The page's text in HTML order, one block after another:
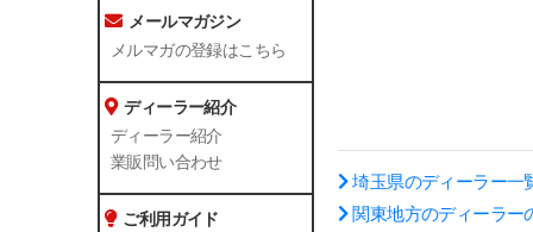
メールマガジン
メルマガの登録はこちら
ディーラー紹介
ディーラー紹介
業販問い合わせ
ご利用ガイド
埼玉県のディーラー一
関東地方のディーラー